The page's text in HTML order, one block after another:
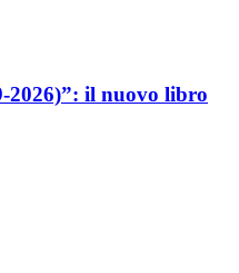
2026)”: il nuovo libro